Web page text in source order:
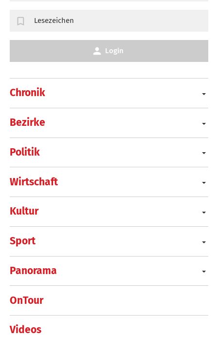
Chronik
Bezirke
Politik
Wirtschaft
Kultur
Sport
Panorama
OnTour
Videos
Lesezeichen
Login